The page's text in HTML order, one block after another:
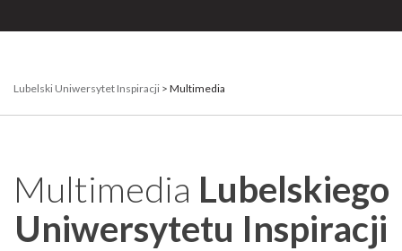
Lubelski Uniwersytet Inspiracji > Multimedia
Multimedia Lubelskiego
Uniwersytetu Inspiracji